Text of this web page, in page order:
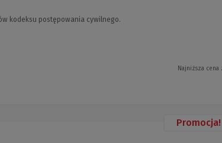
kodeksu postępowania cywilnego.
Najniższa
Promocja!